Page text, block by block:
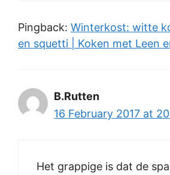
Pingback: Winterkost: witte
en squetti | Koken met Leen
B.Rutten
16 February 2017 at
Het grappige is dat de